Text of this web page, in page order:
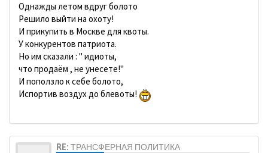
Однажды летом вдруг болото
Решило выйти на охоту!
И прикупить в Москве для квоты.
У конкурентов патриота.
Но им сказали : " идиоты,
что продаём , не унесете!"
И поползло к себе болото,
Испортив воздух до блевоты!
RE: ТРАНСФЕРНАЯ ПОЛИТИКА